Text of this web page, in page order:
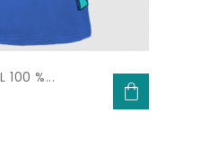
100 %...